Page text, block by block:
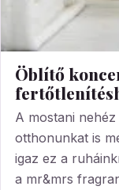
Öblítő
A mostani
otthonunkat is
igaz ez a
a mr&mrs